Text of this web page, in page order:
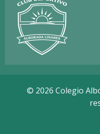
© 2026 Colegio